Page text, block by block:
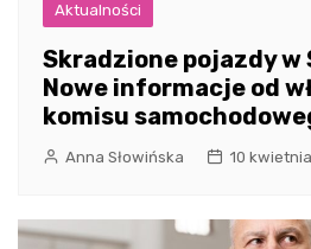
Aktualności
Skradzione pojazdy w
Nowe informacje od
komisu
Anna Słowińska 10